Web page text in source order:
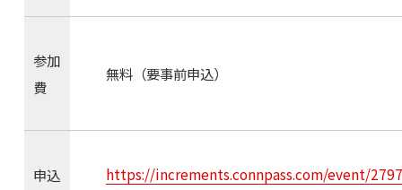
参加
費
無料（要事前申込）
申込
https://increments.connpass.com/event/